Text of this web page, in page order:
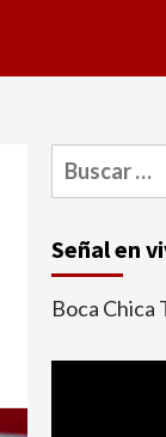
Buscar:
Señal en
Boca Chica